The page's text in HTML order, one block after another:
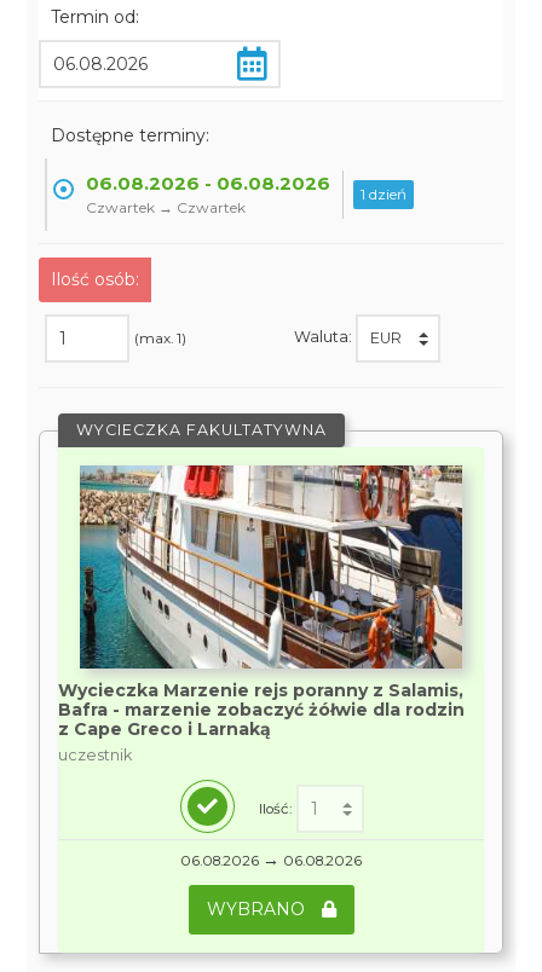
Termin od:
Dostępne terminy:
06.08.2026 - 06.08.2026
Czwartek → Czwartek
1 dzień
Ilość osób:
(max. 1) Waluta:
WYCIECZKA FAKULTATYWNA
Wycieczka Marzenie rejs poranny z Salamis,
Bafra - marzenie zobaczyć żółwie dla rodzin
z Cape Greco i Larnaką
uczestnik
Ilość:
06.08.2026 → 06.08.2026
WYBRANO